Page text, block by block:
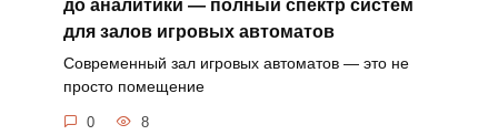
до аналитики — полный спектр систем
для залов игровых автоматов
Современный зал игровых автоматов — это не
просто помещение
0 8